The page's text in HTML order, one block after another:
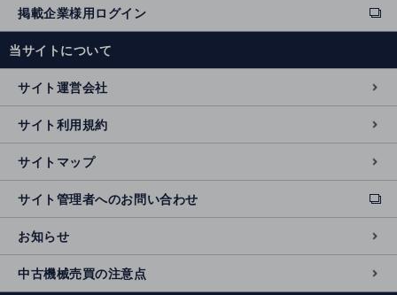
掲載企業様用ログイン
ext
e
n
al
si
t
e
当サイトについて
サイト運営会社
サイト利用規約
サイトマップ
サイト管理者へのお問い合わせ
ext
e
r
n
al
お知らせ
中古機械売買の注意点